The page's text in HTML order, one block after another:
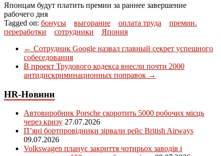
Японцам будут платить премии за раннее завершение
рабочего дня
Tagged on: бонусы выгорание оплата труда
премии.
переработки
сотрудники
Япония
← Сотрудник Google назвал главный секрет успешного
собеседования
В проект Трудового кодекса внесли почти 2000
антидискриминационных поправок →
HR-Новини
Автовиробник Porsche скоротить 5000 робочих місць
через кризу 27.07.2026
П’яні бортпровідники зірвали рейс British Airways
09.07.2026
Volkswagen планує закриття чотирьох заводів і